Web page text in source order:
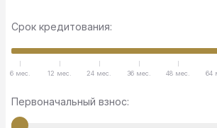
Срок кредитования:
6 мес. 12 мес. 24 мес. 36 мес. 48 мес. 64
Первоначальный взнос: